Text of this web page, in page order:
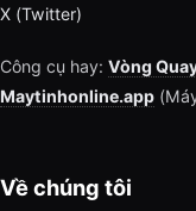
X (Twitter)
Công cụ hay: Vòng
Maytinhonline.app
Về chúng tôi